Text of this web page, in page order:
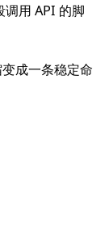
调用 API 的脚
成一条稳定命